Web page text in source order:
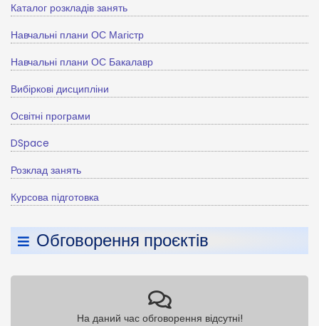
Каталог розкладів занять
Навчальні плани ОС Магістр
Навчальні плани ОС Бакалавр
Вибіркові дисципліни
Освітні програми
DSpace
Розклад занять
Курсова підготовка
Обговорення проєктів
На даний час обговорення відсутні!